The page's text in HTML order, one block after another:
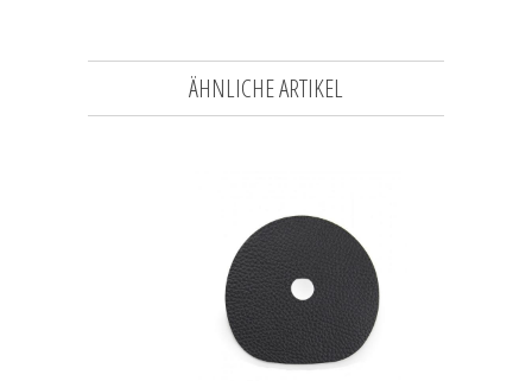
ÄHNLICHE ARTIKEL